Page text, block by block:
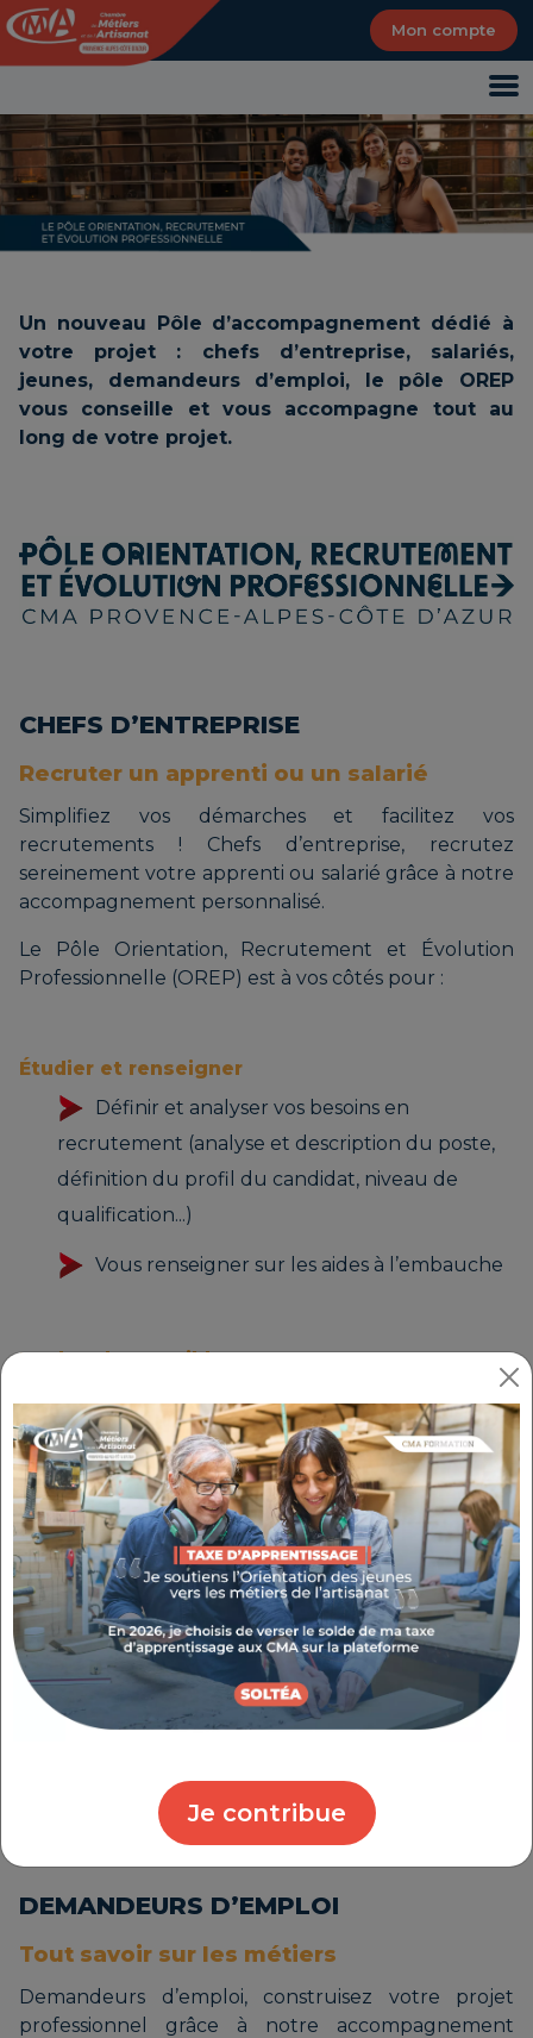
Mon compte
Je contribue
Un nouveau Pôle d’accompagnement dédié à
votre projet : chefs d’entreprise, salariés,
jeunes, demandeurs d’emploi, le pôle OREP
vous conseille et vous accompagne tout au
long de votre projet.
CHEFS D’ENTREPRISE
Recruter un apprenti ou un salarié
Simplifiez vos démarches et facilitez vos
recrutements ! Chefs d’entreprise, recrutez
sereinement votre apprenti ou salarié grâce à notre
accompagnement personnalisé.
Le Pôle Orientation, Recrutement et Évolution
Professionnelle (OREP) est à vos côtés pour :
Étudier et renseigner
Définir et analyser vos besoins en
recrutement (analyse et description du poste,
définition du profil du candidat, niveau de
qualification...)
Vous renseigner sur les aides à l’embauche
Rechercher et cibler
anonyme sur la plateformerecrutement-
artisanat-paca.fret auprès des Partenaires
emploi
Cibler les candidatures reçues et vous
mettre en relation avec les candidats
présélectionnés
Intégrer et sécuriser
Sécuriser vos embauches
DEMANDEURS D’EMPLOI
Tout savoir sur les métiers
Demandeurs d’emploi, construisez votre projet
professionnel grâce à notre accompagnement
Panneau de gestion des cookies